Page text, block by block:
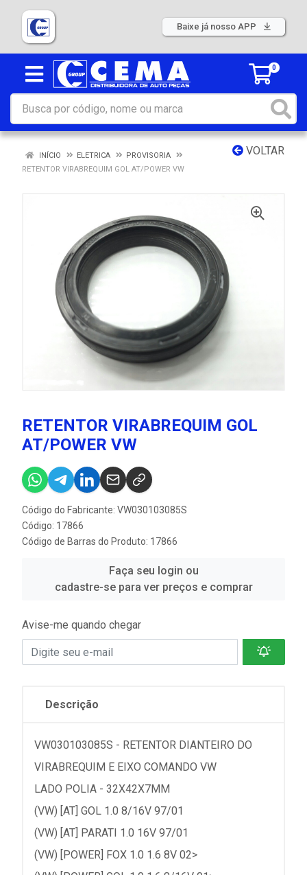
Baixe já nosso APP
0
VOLTAR
INÍCIO ELETRICA
PROVISORIA
RETENTOR VIRABREQUIM GOL AT/POWER VW
RETENTOR VIRABREQUIM GOL
AT/POWER VW
Código do Fabricante: VW030103085S
Código: 17866
Código de Barras do Produto: 17866
Faça seu login ou
cadastre-se para ver preços e comprar
Avise-me quando chegar
Descrição
VW030103085S - RETENTOR DIANTEIRO DO
VIRABREQUIM E EIXO COMANDO VW
LADO POLIA - 32X42X7MM
(VW) [AT] GOL 1.0 8/16V 97/01
(VW) [AT] PARATI 1.0 16V 97/01
(VW) [POWER] FOX 1.0 1.6 8V 02>